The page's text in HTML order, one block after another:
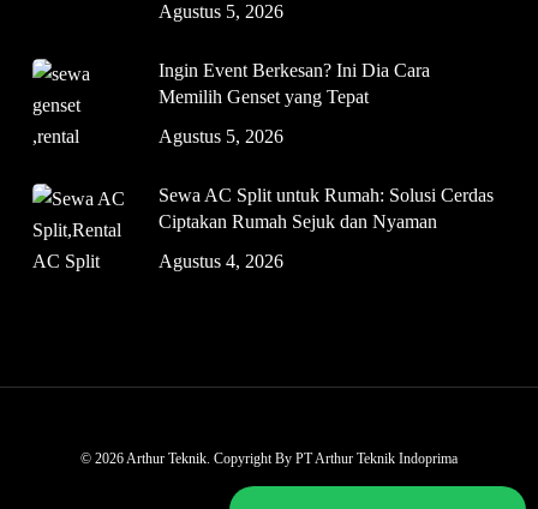
Agustus 5, 2026
Ingin Event Berkesan? Ini Dia Cara
Memilih Genset yang Tepat
Agustus 5, 2026
Sewa AC Split untuk Rumah: Solusi Cerdas
Ciptakan Rumah Sejuk dan Nyaman
Agustus 4, 2026
© 2026 Arthur Teknik. Copyright By PT Arthur Teknik Indoprima